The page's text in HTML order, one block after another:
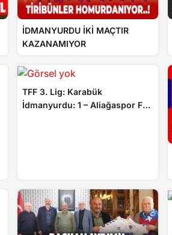
İDMANYURDU İKİ MAÇTIR
KAZANAMIYOR
TFF 3. Lig: Karabük
İdmanyurdu: 1 – Aliağaspor FK: